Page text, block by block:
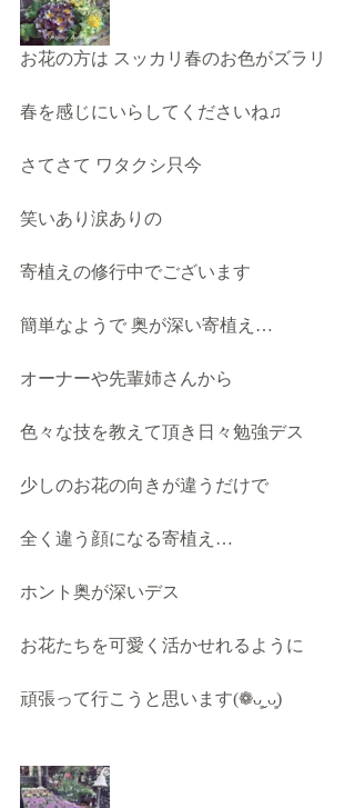
お花の方は スッカリ春のお色がズラリ
春を感じにいらしてくださいね♫
さてさて ワタクシ只今
笑いあり涙ありの
寄植えの修行中でございます
簡単なようで 奥が深い寄植え…
オーナーや先輩姉さんから
色々な技を教えて頂き日々勉強デス
少しのお花の向きが違うだけで
全く違う顔になる寄植え…
ホント奥が深いデス
お花たちを可愛く活かせれるように
頑張って行こうと思います(❁ᴗ͈ˬᴗ͈)